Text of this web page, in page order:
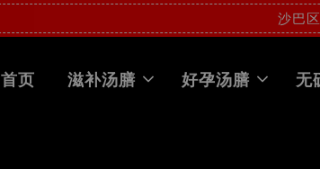
沙巴
首页 滋补汤膳 好孕汤膳 无